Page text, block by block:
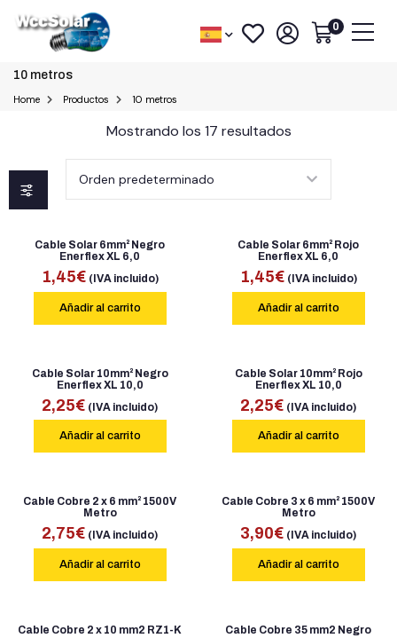
0
10 metros
Home Productos 10 metros
Mostrando los 17 resultados
Cable Solar 6mm² Negro
Enerflex XL 6,0
1,45€ (IVA incluido)
Añadir al carrito
Cable Solar 6mm² Rojo
Enerflex XL 6,0
1,45€ (IVA incluido)
Añadir al carrito
Cable Solar 10mm² Negro
Enerflex XL 10,0
2,25€ (IVA incluido)
Añadir al carrito
Cable Solar 10mm² Rojo
Enerflex XL 10,0
2,25€ (IVA incluido)
Añadir al carrito
Cable Cobre 2 x 6 mm² 1500V
Metro
2,75€ (IVA incluido)
Añadir al carrito
Cable Cobre 3 x 6 mm² 1500V
Metro
3,90€ (IVA incluido)
Añadir al carrito
Cable Cobre 2 x 10 mm2 RZ1-K Cable Cobre 35 mm2 Negro